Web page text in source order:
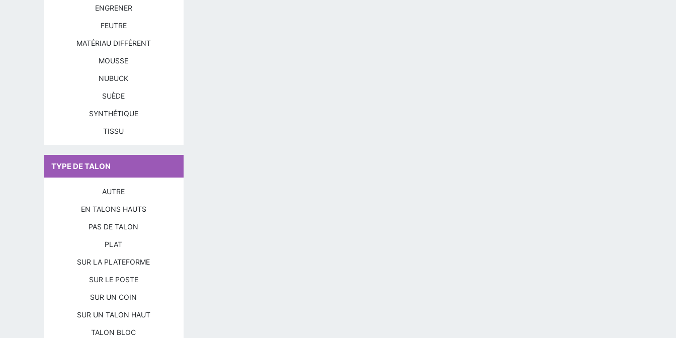
ENGRENER
FEUTRE
MATÉRIAU DIFFÉRENT
MOUSSE
NUBUCK
SUÈDE
SYNTHÉTIQUE
TISSU
TYPE DE TALON
AUTRE
EN TALONS HAUTS
PAS DE TALON
PLAT
SUR LA PLATEFORME
SUR LE POSTE
SUR UN COIN
SUR UN TALON HAUT
TALON BLOC